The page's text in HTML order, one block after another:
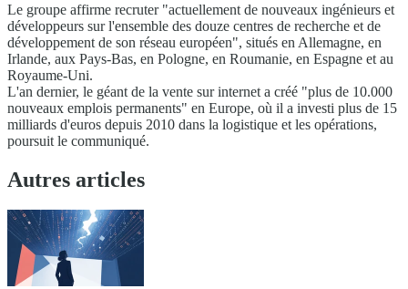
Le groupe affirme recruter "actuellement de nouveaux ingénieurs et
développeurs sur l'ensemble des douze centres de recherche et de
développement de son réseau européen", situés en Allemagne, en
Irlande, aux Pays-Bas, en Pologne, en Roumanie, en Espagne et au
Royaume-Uni.
L'an dernier, le géant de la vente sur internet a créé "plus de 10.000
nouveaux emplois permanents" en Europe, où il a investi plus de 15
milliards d'euros depuis 2010 dans la logistique et les opérations,
poursuit le communiqué.
Autres articles